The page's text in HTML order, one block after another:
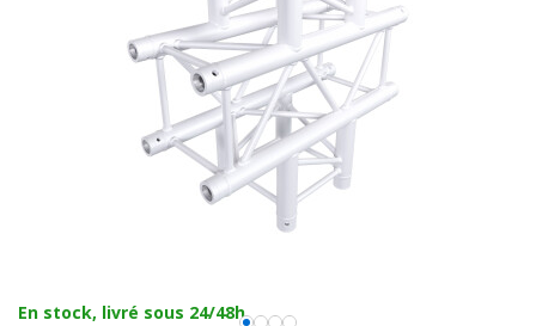
En stock, livré sous 24/48h